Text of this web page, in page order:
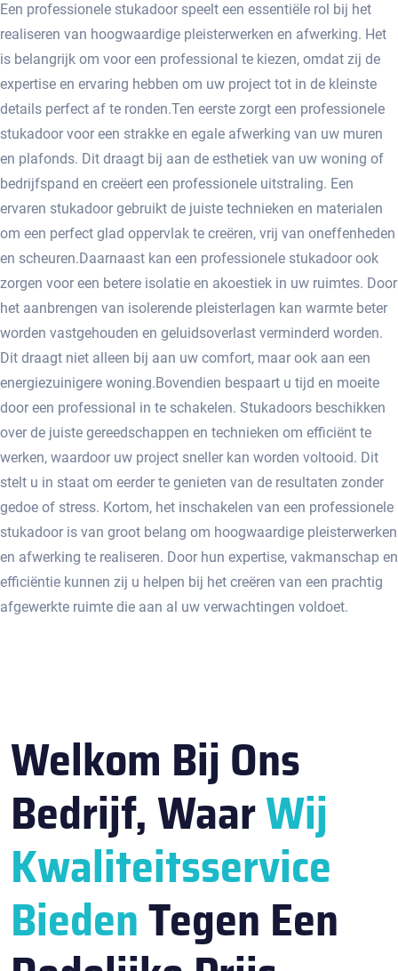
Een professionele stukadoor speelt een essentiële rol bij het
realiseren van hoogwaardige pleisterwerken en afwerking. Het
is belangrijk om voor een professional te kiezen, omdat zij de
expertise en ervaring hebben om uw project tot in de kleinste
details perfect af te ronden.​ Ten eerste zorgt een professionele
stukadoor voor een strakke en egale afwerking van uw muren
en plafonds.​ Dit draagt bij aan de esthetiek van uw woning of
bedrijfspand en creëert een professionele uitstraling.​ Een
ervaren stukadoor gebruikt de juiste technieken en materialen
om een perfect glad oppervlak te creëren, vrij van oneffenheden
en scheuren.​ Daarnaast kan een professionele stukadoor ook
zorgen voor een betere isolatie en akoestiek in uw ruimtes. Door
het aanbrengen van isolerende pleisterlagen kan warmte beter
worden vastgehouden en geluidsoverlast verminderd worden.​
Dit draagt niet alleen bij aan uw comfort, maar ook aan een
energiezuinigere woning.​ Bovendien bespaart u tijd en moeite
door een professional in te schakelen.​ Stukadoors beschikken
over de juiste gereedschappen en technieken om efficiënt te
werken, waardoor uw project sneller kan worden voltooid.​ Dit
stelt u in staat om eerder te genieten van de resultaten zonder
gedoe of stress. Kortom, het inschakelen van een professionele
stukadoor is van groot belang om hoogwaardige pleisterwerken
en afwerking te realiseren.​ Door hun expertise, vakmanschap en
efficiëntie kunnen zij u helpen bij het creëren van een prachtig
afgewerkte ruimte die aan al uw verwachtingen voldoet.​
Welkom Bij Ons
Bedrijf, WaarWij
Kwaliteitsservice
BiedenTegen Een